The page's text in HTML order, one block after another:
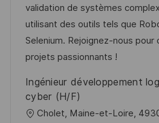
s
a
t
i
n
a
f
f
h
e
n
c
e
u
p
o
r
i
validation de systèmes
utilisant des outils tels que
Selenium. Rejoignez-nous pour
projets passionnants !
Ingénieur développement
cyber (H/F)
Cholet, Maine-et-Loire,